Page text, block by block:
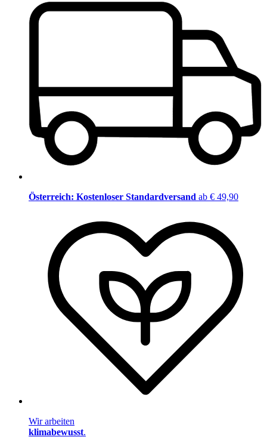
Österreich: Kostenloser Standardversand ab € 49,90
Wir arbeiten
klimabewusst.